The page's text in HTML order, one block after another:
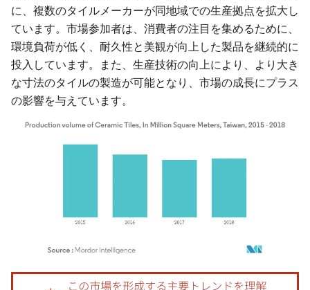
に、複数のタイルメーカーが同地域での生産拠点を拡大し
ています。市場参加者は、消費者の注目を集めるために、
環境負荷が低く、耐久性と美観が向上した製品を継続的に
投入しています。また、生産技術の向上により、より大き
な寸法のタイルの製造が可能となり、市場の成長にプラス
の影響を与えています。
画像 © Mordor Intelligence。再利用にはCC BY 4.0の表示が必要です。